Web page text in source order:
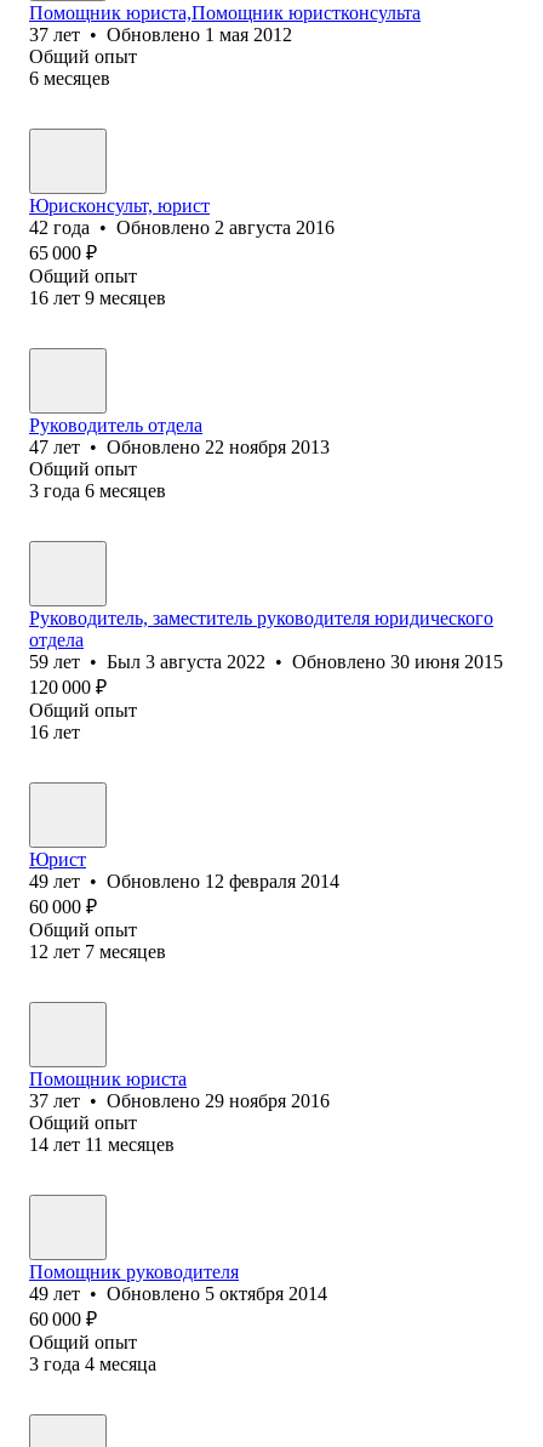
Помощник юриста,Помощник юристконсульта
37 лет • Обновлено 1 мая 2012
Общий опыт
6 месяцев
Юрисконсульт, юрист
42 года • Обновлено 2 августа 2016
65 000 ₽
Общий опыт
16 лет 9 месяцев
Руководитель отдела
47 лет • Обновлено 22 ноября 2013
Общий опыт
3 года 6 месяцев
Руководитель, заместитель руководителя юридического
отдела
59 лет • Был 3 августа 2022 • Обновлено 30 июня 2015
120 000 ₽
Общий опыт
16 лет
Юрист
49 лет • Обновлено 12 февраля 2014
60 000 ₽
Общий опыт
12 лет 7 месяцев
Помощник юриста
37 лет • Обновлено 29 ноября 2016
Общий опыт
14 лет 11 месяцев
Помощник руководителя
49 лет • Обновлено 5 октября 2014
60 000 ₽
Общий опыт
3 года 4 месяца